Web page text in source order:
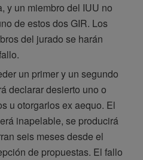
y un miembro del IUU no
de estos dos GIR. Los
del jurado se harán
un primer y un segundo
declarar desierto uno o
u otorgarlos ex aequo. El
inapelable, se producirá
seis meses desde el
de propuestas. El fallo